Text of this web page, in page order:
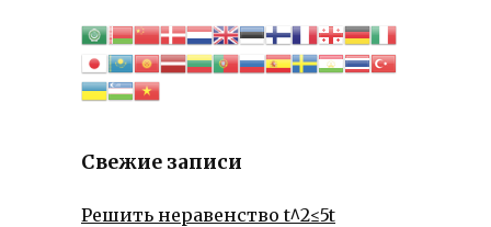
Свежие записи
Решить неравенство t^2≤5t